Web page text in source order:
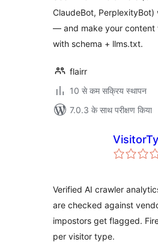
ClaudeBot, PerplexityBot)
— and make your content
with schema + llms.txt.
flairr
10 से कम सक्रिय स्थापन
7.0.3 के साथ परीक्षण किया
Verified AI crawler
are checked against
impostors get flagged.
per visitor type.